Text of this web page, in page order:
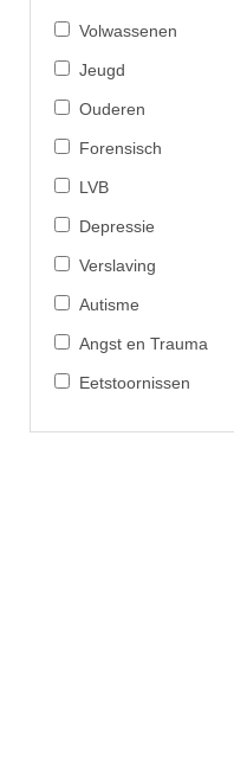
Volwassenen
Jeugd
Ouderen
Forensisch
LVB
Depressie
Verslaving
Autisme
Angst en Trauma
Eetstoornissen